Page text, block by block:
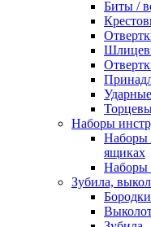
Биты /
Наборы
Наборы
ящиках
Наборы
Зубила,